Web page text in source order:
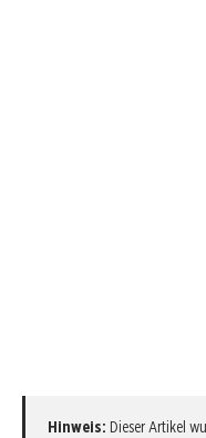
Hinweis: Dieser Artikel